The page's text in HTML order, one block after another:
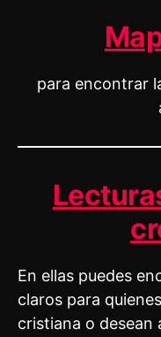
para encontrar
En ellas puedes
claros para
cristiana o desean